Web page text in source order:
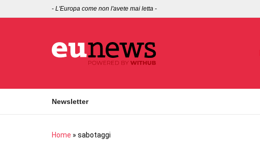
- L'Europa come non l'avete mai letta -
Newsletter
Home » sabotaggi